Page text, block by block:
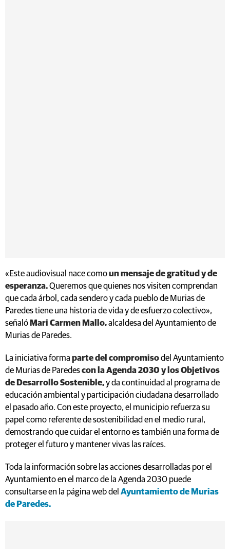
«Este audiovisual nace comoun mensaje de gratitud y de
esperanza.Queremos que quienes nos visiten comprendan
que cada árbol, cada sendero y cada pueblo de Murias de
Paredes tiene una historia de vida y de esfuerzo colectivo»,
señaló Mari Carmen Mallo,alcaldesa del Ayuntamiento de
Murias de Paredes.
La iniciativa forma parte del compromisodel Ayuntamiento
de Murias de Paredescon la Agenda 2030 y los Objetivos
de Desarrollo Sostenible,y da continuidad al programa de
educación ambiental y participación ciudadana desarrollado
el pasado año. Con este proyecto, el municipio refuerza su
papel como referente de sostenibilidad en el medio rural,
demostrando que cuidar el entorno es también una forma de
proteger el futuro y mantener vivas las raíces.
Toda la información sobre las acciones desarrolladas por el
Ayuntamiento en el marco de la Agenda 2030 puede
consultarse en la página web del Ayuntamiento de Murias
de Paredes.